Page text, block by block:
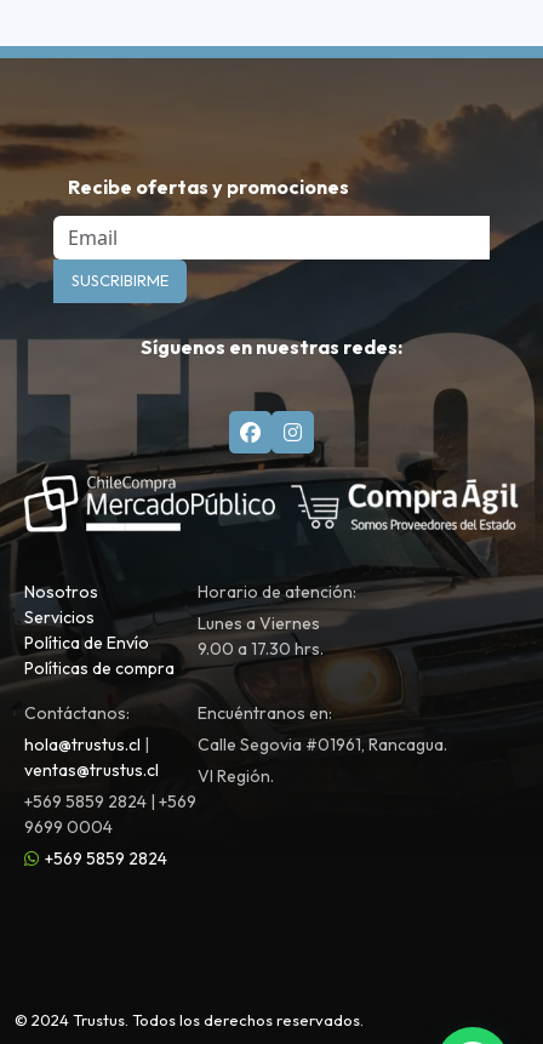
Recibe ofertas y promociones
Email
SUSCRIBIRME
Síguenos en nuestras redes:
Nosotros
Servicios
Política de Envío
Políticas de compra
Horario de atención:
Lunes a Viernes
9.00 a 17.30 hrs.
Contáctanos:
hola@trustus.cl |
ventas@trustus.cl
+569 5859 2824 | +569
9699 0004
+569 5859 2824
Encuéntranos en:
Calle Segovia #01961, Rancagua.
VI Región.
© 2024 Trustus. Todos los derechos reservados.